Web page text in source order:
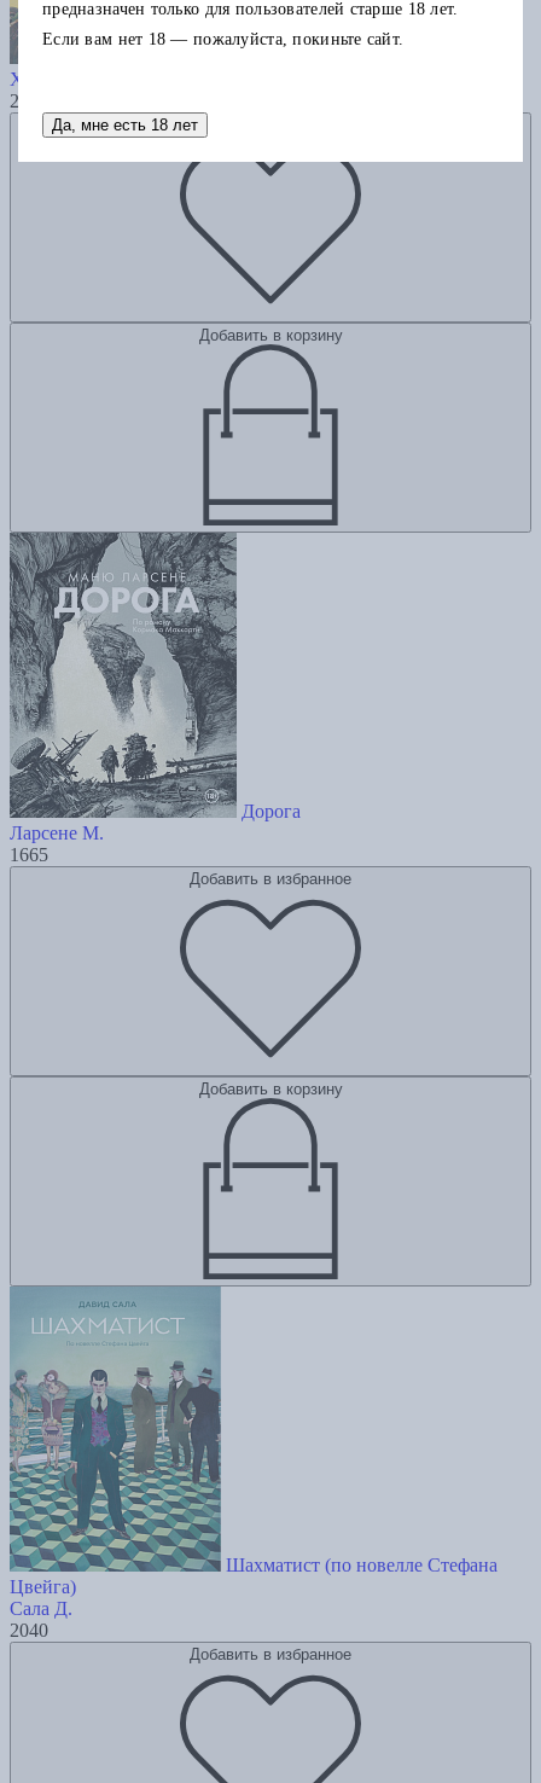
Ходоровски А.
2725
Добавить в избранное
Добавить в корзину
Дорога
Ларсене М.
1665
Добавить в избранное
Добавить в корзину
Шахматист (по новелле Стефана
Цвейга)
Сала Д.
2040
Добавить в избранное
предназначен только для пользователей старше 18 лет.
Если вам нет 18 — пожалуйста, покиньте сайт.
Да, мне есть 18 лет